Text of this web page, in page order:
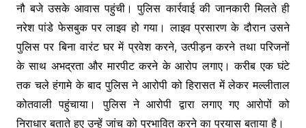
नौ बजे उसके आवास पहुंची। पुलिस कार्रवाई की जानकारी मिलते ही
नरेश पांडे फेसबुक पर लाइव हो गया। लाइव प्रसारण के दौरान उसने
पुलिस पर बिना वारंट घर में प्रवेश करने, उत्पीड़न करने तथा परिजनों
के साथ अभद्रता और मारपीट करने के आरोप लगाए। करीब एक घंटे
तक चले हंगामे के बाद पुलिस ने आरोपी को हिरासत में लेकर मल्लीताल
कोतवाली पहुंचाया। पुलिस ने आरोपी द्वारा लगाए गए आरोपों को
निराधार बताते हुए उन्हें जांच को प्रभावित करने का प्रयास बताया है।